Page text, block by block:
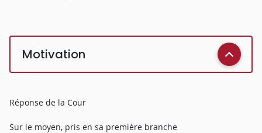
Motivation
Réponse de la Cour
Sur le moyen, pris en sa première branche